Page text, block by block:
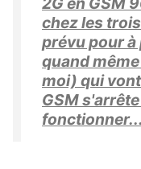
chez les
prévu pour à
quand
moi) qui
GSM
fonctionner...